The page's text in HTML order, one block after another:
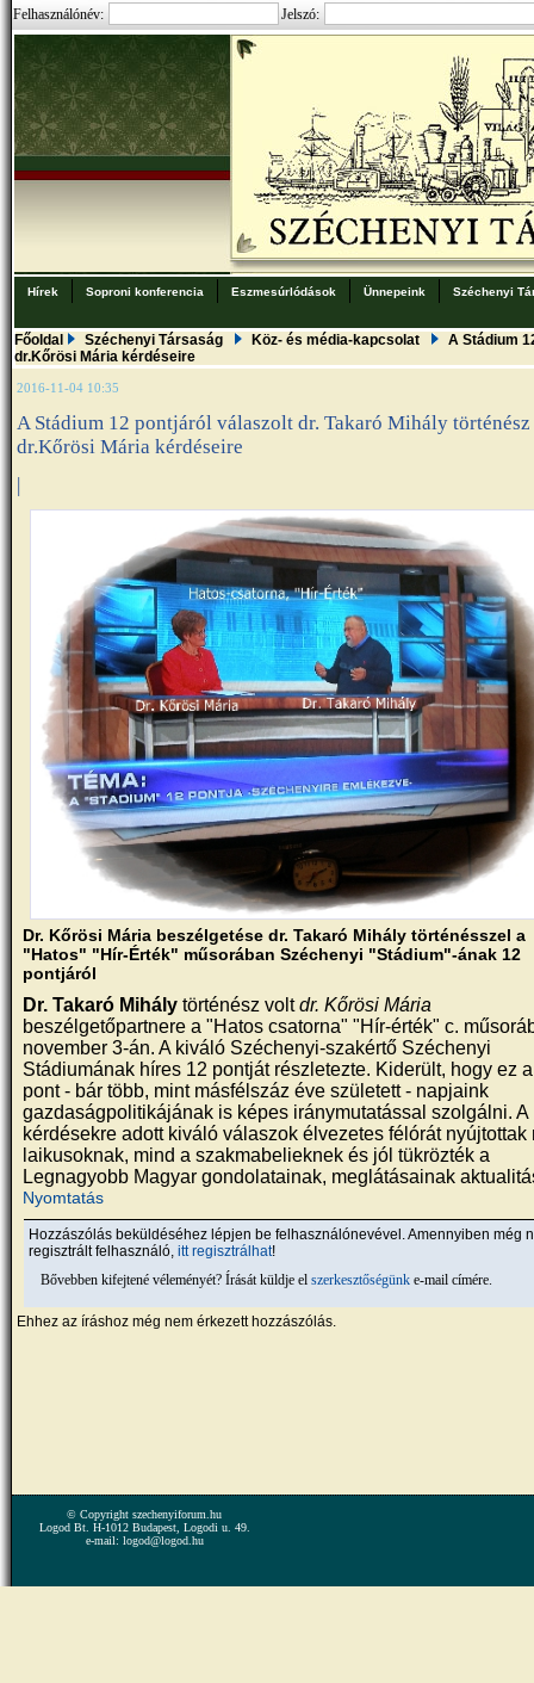
Felhasználónév: Jelszó:
Hírek Soproni konferencia Eszmesúrlódások Ünnepeink Széchenyi
Főoldal Széchenyi Társaság Köz- és média-kapcsolat
A Stádium
dr.Kőrösi Mária kérdéseire
2016-11-04 10:35
A Stádium 12 pontjáról válaszolt dr. Takaró Mihály történész
dr.Kőrösi Mária kérdéseire
|
Dr. Kőrösi Mária beszélgetése dr. Takaró Mihály történésszel a
"Hatos" "Hír-Érték" műsorában Széchenyi "Stádium"-ának 12
pontjáról
Dr. Takaró Mihály történész voltdr. Kőrösi Mária
beszélgetőpartnere a "Hatos csatorna" "Hír-érték" c.
november 3-án. A kiváló Széchenyi-szakértő Széchenyi
Stádiumának híres 12 pontját részletezte. Kiderült, hogy ez
pont - bár több, mint másfélszáz éve született - napjaink
gazdaságpolitikájának is képes iránymutatással szolgálni. A
kérdésekre adott kiváló válaszok élvezetes félórát nyújtottak
laikusoknak, mind a szakmabelieknek és jól tükrözték a
Legnagyobb Magyar gondolatainak, meglátásainak
Nyomtatás
Hozzászólás beküldéséhez lépjen be felhasználónevével. Amennyiben még
regisztrált felhasználó,itt regisztrálhat!
Bővebben kifejtené véleményét? Írását küldje elszerkesztőségünk e-mail címére.
Ehhez az íráshoz még nem érkezett hozzászólás.
© Copyright szechenyiforum.hu
Logod Bt. H-1012 Budapest, Logodi u. 49.
e-mail: logod@logod.hu